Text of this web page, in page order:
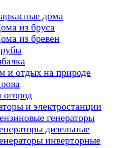
дома
из бруса
из бревен
и отдых на природе
огород
и электростанции
генераторы
дизельные
инверторные